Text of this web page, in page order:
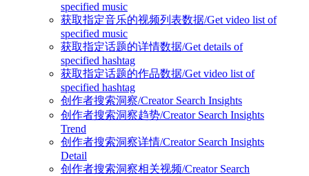
specified music
获取指定音乐的视频列表数据/Get video list of
specified music
获取指定话题的详情数据/Get details of
specified hashtag
获取指定话题的作品数据/Get video list of
specified hashtag
创作者搜索洞察/Creator Search Insights
创作者搜索洞察趋势/Creator Search Insights
Trend
创作者搜索洞察详情/Creator Search Insights
Detail
创作者搜索洞察相关视频/Creator Search